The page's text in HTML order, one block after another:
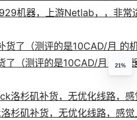
机器，上游Netlab，，非常
了（测评的是10CAD/月 的
杉矶补货，无优化线路，感
21%